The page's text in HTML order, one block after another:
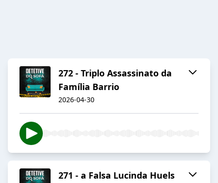
272 - Triplo Assassinato da
Família Barrio
2026-04-30
271 - a Falsa Lucinda Huels